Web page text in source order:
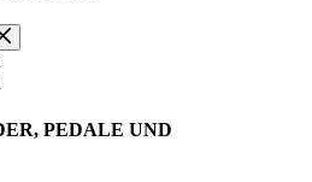
PEDALE UND